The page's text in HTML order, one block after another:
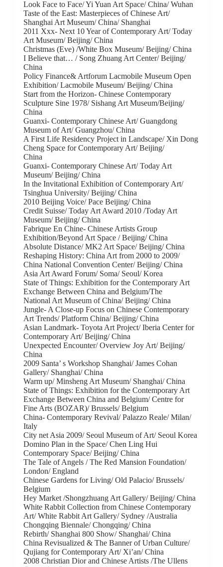
Look Face to Face/ Yi Yuan Art Space/ China/ Wuhan
Taste of the East: Masterpieces of Chinese Art/
Shanghai Art Museum/ China/ Shanghai
2011 Xxx- Next 10 Year of Contemporary Art/ Today
Art Museum/ Beijing/ China
Christmas (Eve) /White Box Museum/ Beijing/ China
I Believe that… / Song Zhuang Art Center/ Beijing/
China
Policy Finance& Artforum Lacmobile Museum Open
Exhibition/ Lacmobile Museum/ Beijing/ China
Start from the Horizon- Chinese Contemporary
Sculpture Sine 1978/ Sishang Art Museum/Beijing/
China
Guanxi- Contemporary Chinese Art/ Guangdong
Museum of Art/ Guangzhou/ China
A First Life Residency Project in Landscape/ Xin Dong
Cheng Space for Contemporary Art/ Beijing/
China
Guanxi- Contemporary Chinese Art/ Today Art
Museum/ Beijing/ China
In the Invitational Exhibition of Contemporary Art/
Tsinghua University/ Beijing/ China
2010 Beijing Voice/ Pace Beijing/ China
Credit Suisse/ Today Art Award 2010 /Today Art
Museum/ Beijing/ China
Fabrique En Chine- Chinese Artists Group
Exhibition/Beyond Art Space / Beijing/ China
Absolute Distance/ MK2 Art Space/ Beijing/ China
Reshaping History: China Art from 2000 to 2009/
China National Convention Center/ Beijing/ China
Asia Art Award Forum/ Soma/ Seoul/ Korea
State of Things: Exhibition for the Contemporary Art
Exchange Between China and Belgium/The
National Art Museum of China/ Beijing/ China
Jungle- A Close-up Focus on Chinese Contemporary
Art Trends/ Platform China/ Beijing/ China
Asian Landmark- Toyota Art Project/ Iberia Center for
Contemporary Art/ Beijing/ China
Unexpected Encounter/ Overview Joy Art/ Beijing/
China
2009 Santa’ s Workshop Shanghai/ James Cohan
Gallery/ Shanghai/ China
Warm up/ Minsheng Art Museum/ Shanghai/ China
State of Things: Exhibition for the Contemporary Art
Exchange Between China and Belgium/ Centre for
Fine Arts (BOZAR)/ Brussels/ Belgium
China- Contemporary Revival/ Palazzo Reale/ Milan/
Italy
City net Asia 2009/ Seoul Museum of Art/ Seoul Korea
Domino Plan in the Space/ Chen Ling Hui
Contemporary Space/ Beijing/ China
The Tale of Angels / The Red Mansion Foundation/
London/ England
Chinese Gardens for Living/ Old Palacio/ Brussels/
Belgium
Hey Market /Shongzhuang Art Gallery/ Beijing/ China
White Rabbit Collection from Chinese Contemporary
Art/ White Rabbit Art Gallery/ Sydney /Australia
Chongqing Biennale/ Chongqing/ China
Rebirth/ Shanghai 800 Show/ Shanghai/ China
China Revisualized & The Banner of Urban Culture/
Qujiang for Contemporary Art/ Xi’an/ China
2008 Christian Dior and Chinese Artists /The Ullens